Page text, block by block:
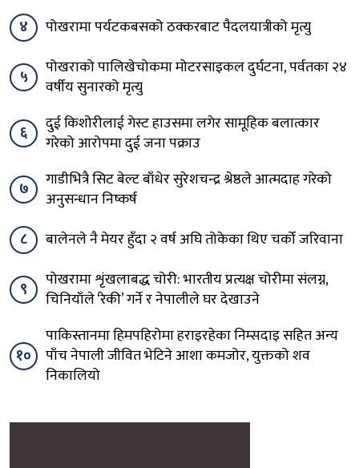
४
पोखरामा पर्यटकबसको ठक्करबाट पैदलयात्रीको मृत्यु
५
पोखराको पालिखेचोकमा मोटरसाइकल दुर्घटना, पर्वतका २४
वर्षीय सुनारको मृत्यु
६
दुई किशोरीलाई गेस्ट हाउसमा लगेर सामूहिक बलात्कार
गरेको आरोपमा दुई जना पक्राउ
७
गाडीभित्रै सिट बेल्ट बाँधेर सुरेशचन्द्र श्रेष्ठले आत्मदाह गरेको
अनुसन्धान निष्कर्ष
८
बालेनले नै मेयर हुँदा २ वर्ष अघि तोकेका थिए चर्को जरिवाना
९
पोखरामा शृंखलाबद्ध चोरी: भारतीय प्रत्यक्ष चोरीमा संलग्न,
चिनियाँले ‘रेकी’ गर्ने र नेपालीले घर देखाउने
१०
पाकिस्तानमा हिमपहिरोमा हराइरहेका निम्सदाइ सहित अन्य
पाँच नेपाली जीवित भेटिने आशा कमजोर, युक्तको शव
निकालियो